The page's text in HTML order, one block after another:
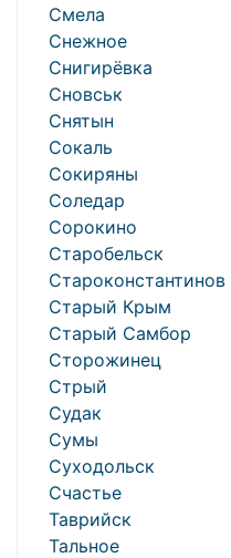
Смела
Снежное
Снигирёвка
Сновськ
Снятын
Сокаль
Сокиряны
Соледар
Сорокино
Старобельск
Староконстантинов
Старый Крым
Старый Самбор
Сторожинец
Стрый
Судак
Сумы
Суходольск
Счастье
Таврийск
Тальное